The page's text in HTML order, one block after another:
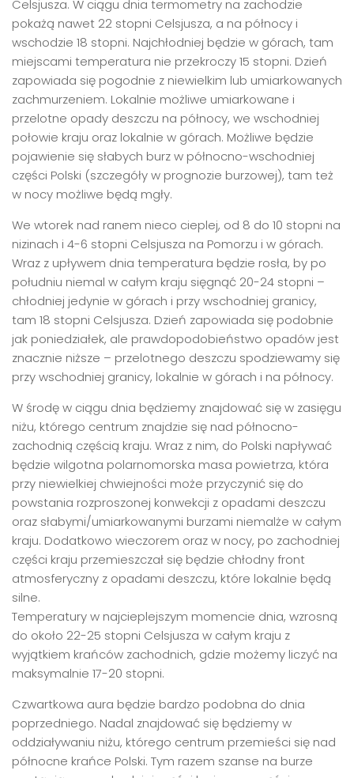
Celsjusza. W ciągu dnia termometry na zachodzie
pokażą nawet 22 stopni Celsjusza, a na północy i
wschodzie 18 stopni. Najchłodniej będzie w górach, tam
miejscami temperatura nie przekroczy 15 stopni. Dzień
zapowiada się pogodnie z niewielkim lub umiarkowanych
zachmurzeniem. Lokalnie możliwe umiarkowane i
przelotne opady deszczu na północy, we wschodniej
połowie kraju oraz lokalnie w górach. Możliwe będzie
pojawienie się słabych burz w północno-wschodniej
części Polski (szczegóły w prognozie burzowej), tam też
w nocy możliwe będą mgły.
We wtorek nad ranem nieco cieplej, od 8 do 10 stopni na
nizinach i 4-6 stopni Celsjusza na Pomorzu i w górach.
Wraz z upływem dnia temperatura będzie rosła, by po
południu niemal w całym kraju sięgnąć 20-24 stopni –
chłodniej jedynie w górach i przy wschodniej granicy,
tam 18 stopni Celsjusza. Dzień zapowiada się podobnie
jak poniedziałek, ale prawdopodobieństwo opadów jest
znacznie niższe – przelotnego deszczu spodziewamy się
przy wschodniej granicy, lokalnie w górach i na północy.
W środę w ciągu dnia będziemy znajdować się w zasięgu
niżu, którego centrum znajdzie się nad północno-
zachodnią częścią kraju. Wraz z nim, do Polski napływać
będzie wilgotna polarnomorska masa powietrza, która
przy niewielkiej chwiejności może przyczynić się do
powstania rozproszonej konwekcji z opadami deszczu
oraz słabymi/umiarkowanymi burzami niemalże w całym
kraju. Dodatkowo wieczorem oraz w nocy, po zachodniej
części kraju przemieszczał się będzie chłodny front
atmosferyczny z opadami deszczu, które lokalnie będą
silne.
Temperatury w najcieplejszym momencie dnia, wzrosną
do około 22-25 stopni Celsjusza w całym kraju z
wyjątkiem krańców zachodnich, gdzie możemy liczyć na
maksymalnie 17-20 stopni.
Czwartkowa aura będzie bardzo podobna do dnia
poprzedniego. Nadal znajdować się będziemy w
oddziaływaniu niżu, którego centrum przemieści się nad
północne krańce Polski. Tym razem szanse na burze